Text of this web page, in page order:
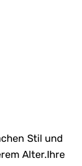
Stil und
Alter.Ihre